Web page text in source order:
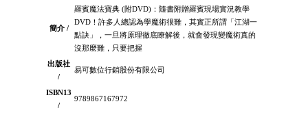
簡介 /
羅賓魔法寶典 (附DVD)：隨書附贈羅賓現場實況教學
DVD！許多人總認為學魔術很難，其實正所謂「江湖一
點訣」，一旦將原理徹底瞭解後，就會發現變魔術真的
沒那麼難，只要把握
出版社
/
易可數位行銷股份有限公司
ISBN13
/
9789867167972